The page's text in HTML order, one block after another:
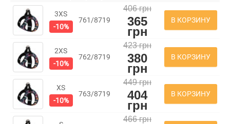
3XS
-10%
761/8719
406 грн
365
грн
В КОРЗИНУ
2XS
-10%
762/8719
423 грн
380
грн
В КОРЗИНУ
XS
-10%
763/8719
449 грн
404
грн
В КОРЗИНУ
466 грн